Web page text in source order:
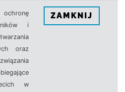
i
oraz
w
ZAMKNIJ